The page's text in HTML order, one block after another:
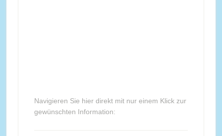
Navigieren Sie hier direkt mit nur einem Klick zur
gewünschten Information: